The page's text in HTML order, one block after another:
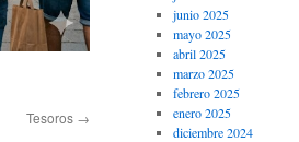
Tesoros →
junio 2025
mayo 2025
abril 2025
marzo 2025
febrero 2025
enero 2025
diciembre 2024